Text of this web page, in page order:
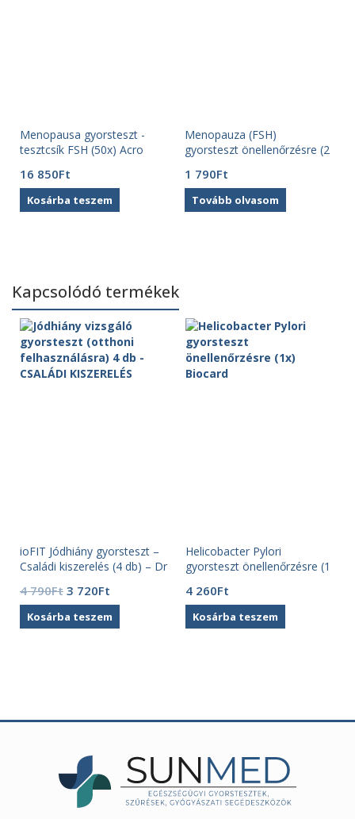
Menopausa gyorsteszt -
tesztcsík FSH (50x) Acro
16 850Ft
Kosárba teszem
Menopauza (FSH)
gyorsteszt önellenőrzésre (2
1 790Ft
Tovább olvasom
Kapcsolódó termékek
ioFIT Jódhiány gyorsteszt –
Családi kiszerelés (4 db) – Dr
4 790Ft Original
price
was:
3 720Ft
price
is:
Kosárba teszem
Helicobacter Pylori
gyorsteszt önellenőrzésre (1
4 260Ft
Kosárba teszem